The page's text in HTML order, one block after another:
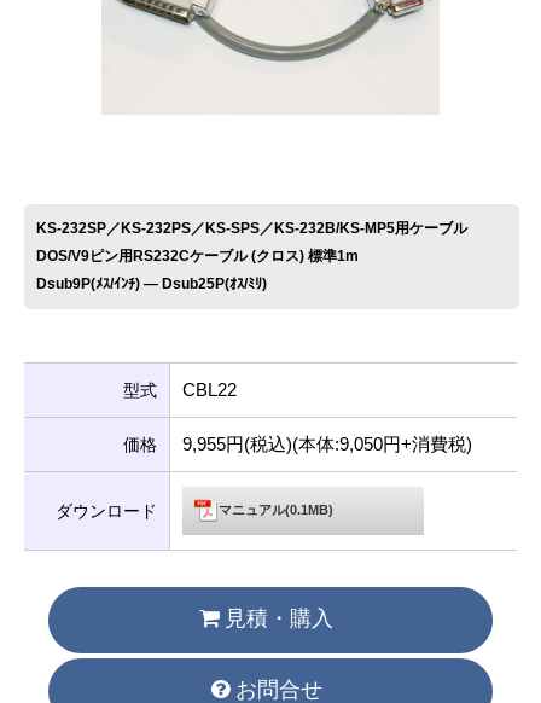
KS-232SP／KS-232PS／KS-SPS／KS-232B/KS-MP5用ケーブル
DOS/V9ピン用RS232Cケーブル (クロス) 標準1m
Dsub9P(ﾒｽ/ｲﾝﾁ) ― Dsub25P(ｵｽ/ﾐﾘ)
型式 CBL22
価格 9,955円(税込)(本体:9,050円+消費税)
ダウンロード マニュアル(0.1MB)
見積・購入
お問合せ